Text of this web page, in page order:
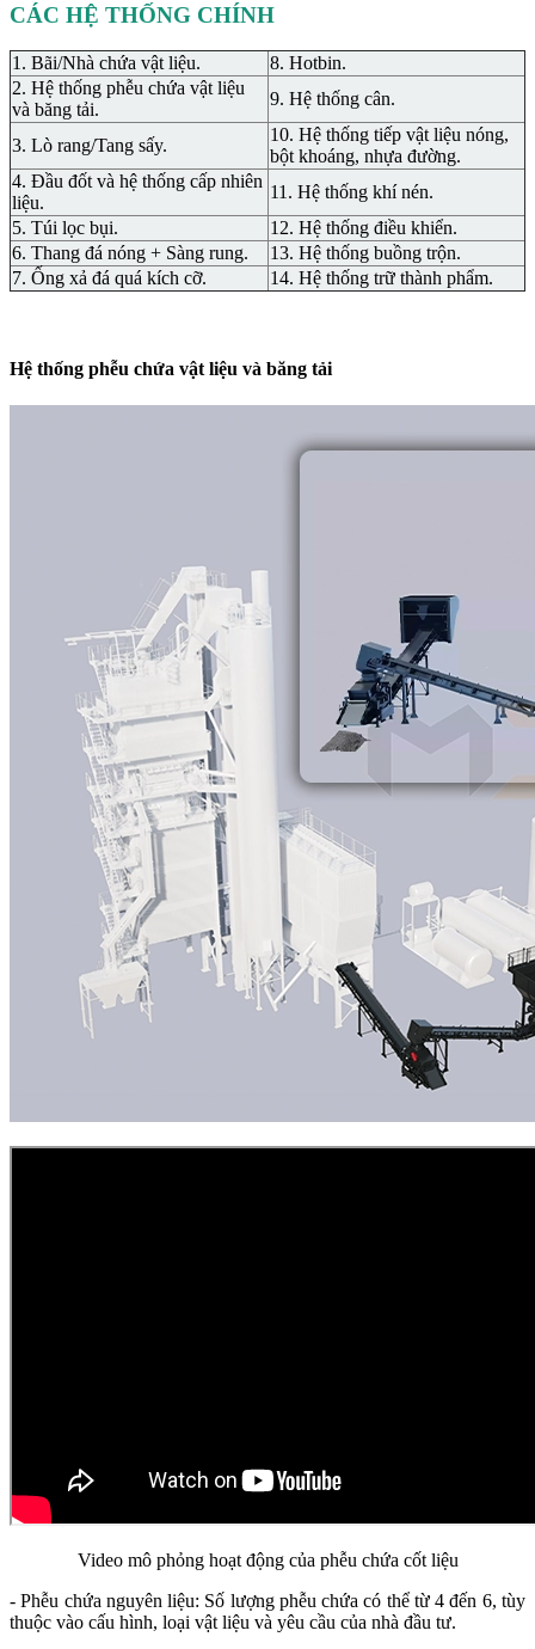
CÁC HỆ THỐNG CHÍNH
1. Bãi/Nhà chứa vật liệu.
8. Hotbin.
2. Hệ thống phễu chứa vật liệu
và băng tải.
9. Hệ thống cân.
3. Lò rang/Tang sấy.
10. Hệ thống tiếp vật liệu nóng,
bột khoáng, nhựa đường.
4. Đầu đốt và hệ thống cấp nhiên
liệu.
11. Hệ thống khí nén.
5. Túi lọc bụi.
12. Hệ thống điều khiển.
6. Thang đá nóng + Sàng rung.
13. Hệ thống buồng trộn.
7. Ống xả đá quá kích cỡ.
14. Hệ thống trữ thành phẩm.
Hệ thống phễu chứa vật liệu và băng tải
Video mô phỏng hoạt động của phễu chứa cốt liệu
- Phễu chứa nguyên liệu: Số lượng phễu chứa có thể từ 4 đến 6, tùy
thuộc vào cấu hình, loại vật liệu và yêu cầu của nhà đầu tư.